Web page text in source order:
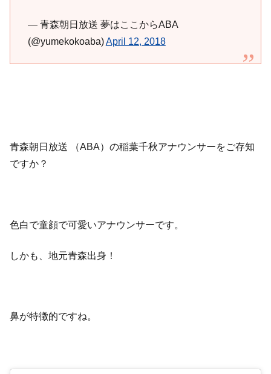
— 青森朝日放送 夢はここからABA
(@yumekokoaba)April 12, 2018
青森朝日放送 （ABA）の稲葉千秋アナウンサーをご存知
ですか？
色白で童顔で可愛いアナウンサーです。
しかも、地元青森出身！
鼻が特徴的ですね。